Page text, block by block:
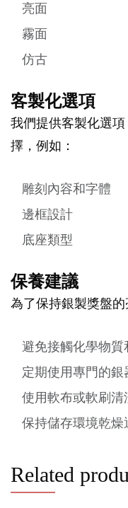
亮面
霧面
仿古
客製化選項
我們提供客製化選
擇，例如：
雕刻內容和字體
邊框設計
底座類型
保養建議
為了保持銀製獎盤的
避免接觸化學物質
定期使用專門的銀
使用軟布或軟刷清
保持儲存環境乾燥
Related